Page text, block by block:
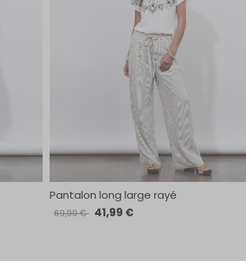
Pantalon long large rayé
69,99 € 41,99 €